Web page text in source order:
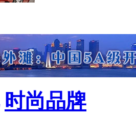
时尚品牌